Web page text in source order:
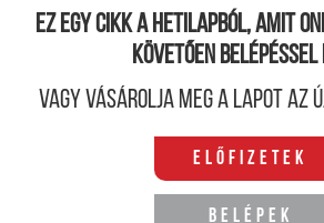
Ez egy cikk a hetilapból, amit
követően
Vagy vásárolja meg a lapot az
Előfizetek
Belépek